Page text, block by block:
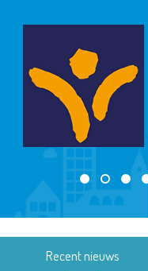
Recent nieuws